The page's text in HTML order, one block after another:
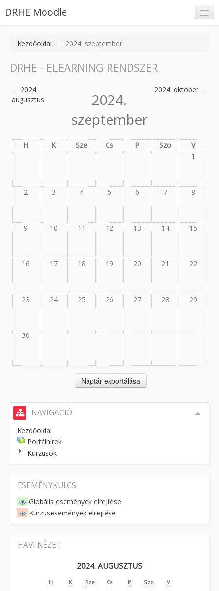
DRHE Moodle
Kezdőoldal → 2024. szeptember
DRHE - ELEARNING RENDSZER
← 2024.
augusztus
2024.
szeptember
2024. október →
H K Sze Cs P Szo
V
1
2 3 4 5 6 7 8
9 10 11 12 13 14 15
16 17 18 19 20 21 22
23 24 25 26 27 28 29
30
NAVIGÁCIÓ
Kezdőoldal
Portálhírek
Kurzusok
ESEMÉNYKULCS
Globális események elrejtése
Kurzusesemények elrejtése
HAVI NÉZET
2024. AUGUSZTUS
H K Sze Cs P Szo
V